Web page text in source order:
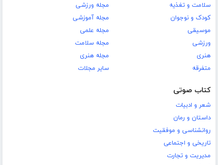
سلامت و تغذیه
کودک و نوجوان
موسیقی
ورزشی
هنری
متفرقه
مجله ورزشی
مجله آموزشی
مجله علمی
مجله سلامت
مجله هنری
سایر مجلات
کتاب صوتی
شعر و ادبیات
داستان و رمان
روانشناسی و موفقیت
تاریخی و اجتماعی
مدیریت و تجارت